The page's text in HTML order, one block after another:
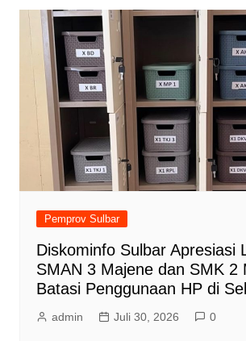
Pemprov Sulbar
Diskominfo Sulbar Apresiasi
SMAN 3 Majene dan SMK 2
Batasi Penggunaan HP di
admin Juli 30, 2026 0